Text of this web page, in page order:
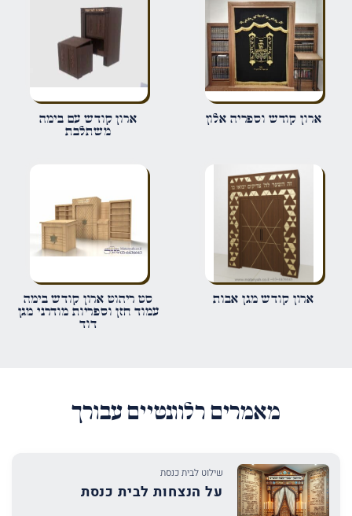
פרט על מה מדובר
הביקורת שלך*
שם*
אימייל*
שמור בדפדפן זה את השם, האימייל והאתר שלי לפעם הבאה שאגיב.
ארון קודש וספריה אלון
ארון קודש עם בימה
משתלבת
ארון קודש מגן אבות
סט ריהוט ארון קודש בימה
עמוד חזן וספריות מודרני מגן
דוד
מאמרים רלוונטיים עבורך
שילוט לבית כנסת
על הנצחות לבית כנסת